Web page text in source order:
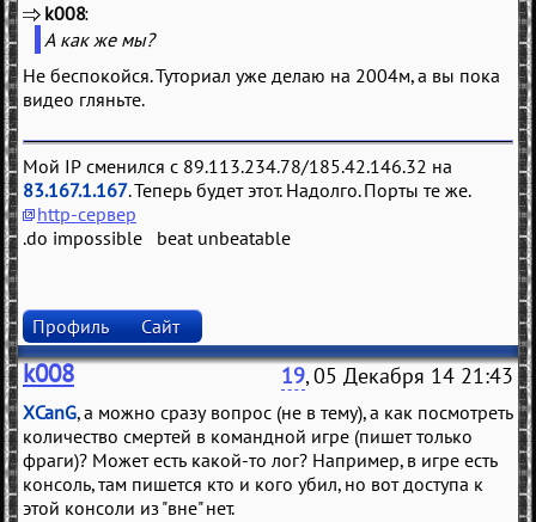
k008
А как же мы?
Не беспокойся. Туториал уже делаю на 2004м, а вы пока
видео гляньте.
Мой IP сменился с 89.113.234.78/185.42.146.32 на
83.167.1.167. Теперь будет этот. Надолго. Порты те же.
http-сервер
.do impossible beat unbeatable
Профиль Сайт
k008 19, 05 Декабря 14 21:43
XCanG, а можно сразу вопрос (не в тему), а как посмотреть
количество смертей в командной игре (пишет только
фраги)? Может есть какой-то лог? Например, в игре есть
консоль, там пишется кто и кого убил, но вот доступа к
этой консоли из "вне" нет.